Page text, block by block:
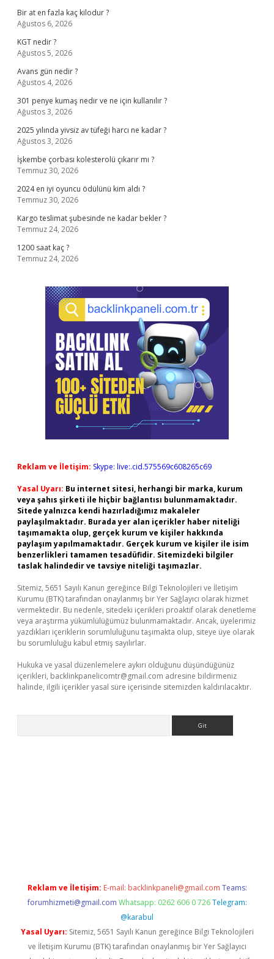
Bir at en fazla kaç kilodur ?
Ağustos 6, 2026
KGT nedir ?
Ağustos 5, 2026
Avans gün nedir ?
Ağustos 4, 2026
301 penye kumaş nedir ve ne için kullanılır ?
Ağustos 3, 2026
2025 yılında yivsiz av tüfeği harcı ne kadar ?
Ağustos 3, 2026
İşkembe çorbası kolesterolü çıkarır mı ?
Temmuz 30, 2026
2024 en iyi oyuncu ödülünü kim aldı ?
Temmuz 30, 2026
Kargo teslimat şubesinde ne kadar bekler ?
Temmuz 24, 2026
1200 saat kaç ?
Temmuz 24, 2026
Reklam ve İletişim: Skype: live:.cid.575569c608265c69
Yasal Uyarı: Bu internet sitesi, herhangi bir marka, kurum
veya şahıs şirketi ile hiçbir bağlantısı bulunmamaktadır.
Sitede yalnızca kendi hazırladığımız makaleler
paylaşılmaktadır. Burada yer alan içerikler haber niteliği
taşımamakta olup, gerçek kurum ve kişiler hakkında
paylaşım yapılmamaktadır. Gerçek kurum ve kişiler ile isim
benzerlikleri tamamen tesadüfidir. Sitemizdeki bilgiler
taslak halindedir ve tavsiye niteliği taşımazlar.
Sitemiz, 5651 Sayılı Kanun gereğince Bilgi Teknolojileri ve İletişim
Kurumu (BTK) tarafından onaylanmış bir Yer Sağlayıcı olarak hizmet
vermektedir. Bu nedenle, sitedeki içerikleri proaktif olarak denetleme
veya araştırma yükümlülüğümüz bulunmamaktadır. Ancak, üyelerimiz
yazdıkları içeriklerin sorumluluğunu taşımakta olup, siteye üye olarak
bu sorumluluğu kabul etmiş sayılırlar.
Hukuka ve yasal düzenlemelere aykırı olduğunu düşündüğünüz
içerikleri, backlinkpanelicomtr@gmail.com adresine bildirmeniz
halinde, ilgili içerikler yasal süre içerisinde sitemizden kaldırılacaktır.
Reklam ve İletişim: E-mail: backlinkpaneli@gmail.com Teams:
forumhizmeti@gmail.com Whatsapp: 0262 606 0 726 Telegram:
@karabul
Yasal Uyarı: Sitemiz, 5651 Sayılı Kanun gereğince Bilgi Teknolojileri
ve İletişim Kurumu (BTK) tarafından onaylanmış bir Yer Sağlayıcı